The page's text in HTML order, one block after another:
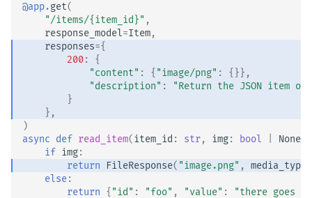
@app.get(
"/items/{item_id}" ,
response_model=Item,
responses={
200:
{
"content" : { "image/png" :
{}},
"description" :
"Return the JSON item or
}
},
)
async def read_item(item_id : str, img: bool None
if img:
return
FileResponse( "image.png" , media_type
else:
return { "id" : "foo" , "value" : "there goes